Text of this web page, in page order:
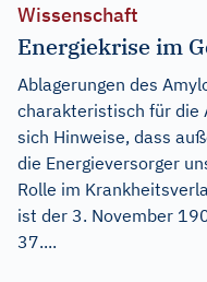
Wissenschaft
Energiekrise im
Ablagerungen des
charakteristisch für die
sich Hinweise, dass
die Energieversorger
Rolle im
ist der 3. November
37....